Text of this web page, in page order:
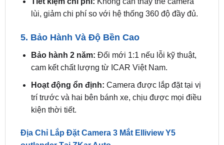
5. Bảo Hành Và Độ Bền Cao
cam kết chất lượng từ ICAR Việt Nam.
Hoạt động ổn định:Camera được lắp đặt tại vị
trí trước và hai bên bánh xe, chịu được mọi điều
kiện thời tiết.
Địa Chỉ Lắp Đặt Camera 3 Mắt Elliview Y5